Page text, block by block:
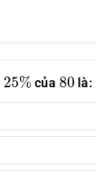
25%
của
80
là: